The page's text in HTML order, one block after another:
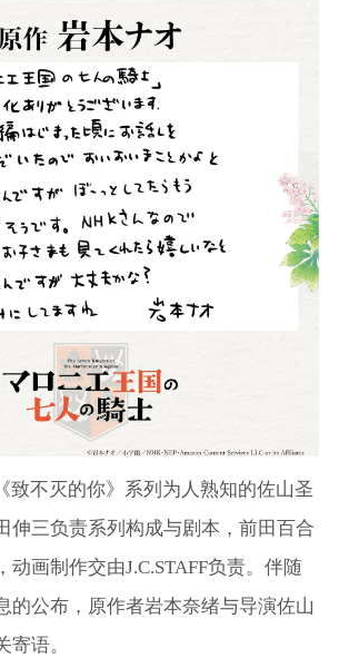
致不灭的你》系列为人熟知的佐山圣
伸三负责系列构成与剧本，前田百合
动画制作交由J.C.STAFF负责。伴随
的公布，原作者岩本奈绪与导演佐山
寄语。